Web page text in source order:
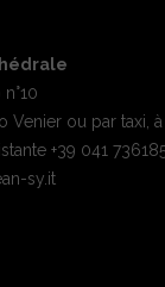
Venier ou par taxi,
+39 041
sy.it